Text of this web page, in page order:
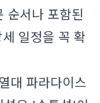
순서나 포함된
일정을 꼭 확
대 파라다이스